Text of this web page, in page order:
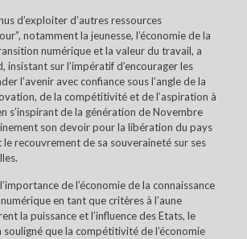
d’exploiter d’autres ressources
notamment la jeunesse, l’économie de la
numérique et la valeur du travail, a
insistant sur l’impératif d’encourager les
l’avenir avec confiance sous l’angle de la
de la compétitivité et de l’aspiration à
s’inspirant de la génération de Novembre
son devoir pour la libération du pays
recouvrement de sa souveraineté sur ses
de l’économie de la connaissance
en tant que critères à l’aune
la puissance et l’influence des Etats, le
que la compétitivité de l’économie